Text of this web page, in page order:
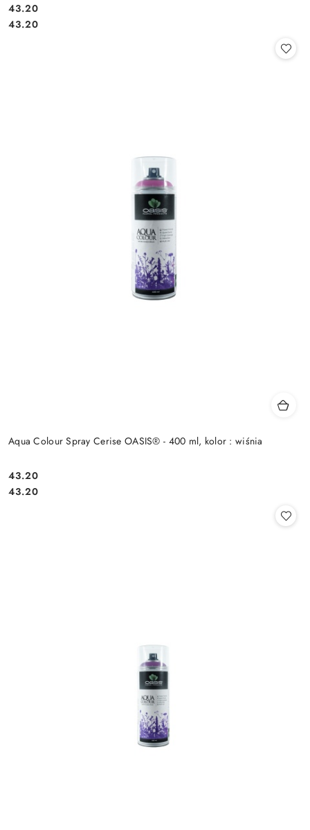
Cena:
43.20
Cena:
43.20
Aqua Colour Spray Cerise OASIS® - 400 ml, kolor : wiśnia
Cena:
43.20
Cena:
43.20